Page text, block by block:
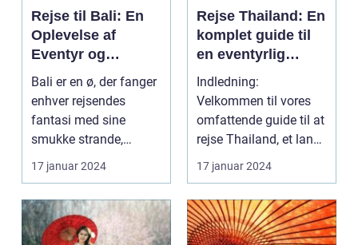
Rejse til Bali: En
Oplevelse af
Eventyr og
Skønhed
Bali er en ø, der fanger
enhver rejsendes
fantasi med sine
smukke strande,
frodige rismarker og en
u...
17 januar 2024
Rejse Thailand: En
komplet guide til
en eventyrlig
oplevelse
Indledning:
Velkommen til vores
omfattende guide til at
rejse Thailand, et land
rigt på kultur, hist...
17 januar 2024